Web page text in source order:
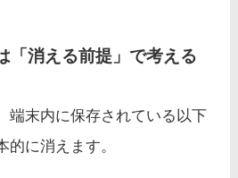
「消える前提」で考える
端末内に保存されている以下
的に消えます。